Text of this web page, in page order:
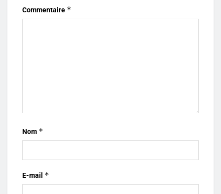
Commentaire *
Nom *
E-mail *